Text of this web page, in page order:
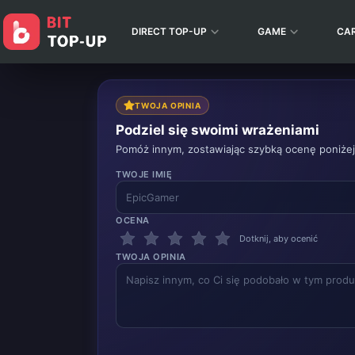
DIRECT TOP-UP GAME
TWOJA OPINIA
Podziel się swoimi wrażeniami
Pomóż innym, zostawiając szybką ocenę
TWOJE IMIĘ
OCENA
Dotknij, aby ocenić
TWOJA OPINIA